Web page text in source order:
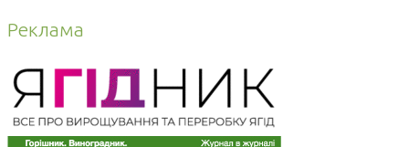
Реклама